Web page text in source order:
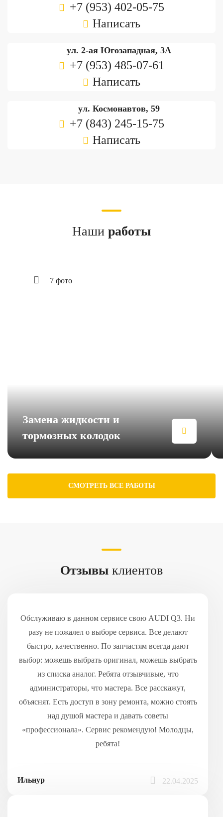
+7 (953) 402-05-75
Написать
ул. 2-ая Югозападная, 3А
+7 (953) 485-07-61
Написать
ул. Космонавтов, 59
+7 (843) 245-15-75
Написать
Наши работы
7 фото
Замена жидкости и
тормозных колодок
СМОТРЕТЬ ВСЕ РАБОТЫ
Отзывы клиентов
Обслуживаю в данном сервисе свою AUDI Q3. Ни
разу не пожалел о выборе сервиса. Все делают
быстро, качественно. По запчастям всегда дают
выбор: можешь выбрать оригинал, можешь выбрать
из списка аналог. Ребята отзывчивые, что
администраторы, что мастера. Все расскажут,
объяснят. Есть доступ в зону ремонта, можно стоять
над душой мастера и давать советы
«профессионала». Сервис рекомендую! Молодцы,
ребята!
Ильнур 22.04.2025